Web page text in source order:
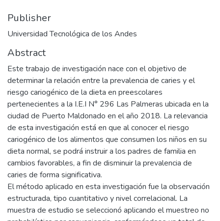
Publisher
Universidad Tecnológica de los Andes
Abstract
Este trabajo de investigación nace con el objetivo de
determinar la relación entre la prevalencia de caries y el
riesgo cariogénico de la dieta en preescolares
pertenecientes a la I.E.I N° 296 Las Palmeras ubicada en la
ciudad de Puerto Maldonado en el año 2018. La relevancia
de esta investigación está en que al conocer el riesgo
cariogénico de los alimentos que consumen los niños en su
dieta normal, se podrá instruir a los padres de familia en
cambios favorables, a fin de disminuir la prevalencia de
caries de forma significativa.
El método aplicado en esta investigación fue la observación
estructurada, tipo cuantitativo y nivel correlacional. La
muestra de estudio se seleccionó aplicando el muestreo no